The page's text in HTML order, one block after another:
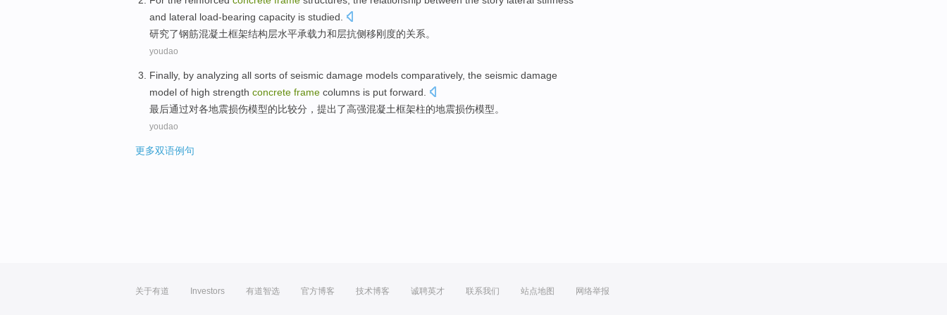
and lateral load-bearing capacity is studied
研究了钢筋混凝土框架结构层水平承载力和层抗侧移刚度的关系。
youdao
Finally, by analyzing all sorts of seismic damage models comparatively, the seismic damage
model of high strength concrete frame columns is put forward
最后通过对各地震损伤模型的比较分 ， 提出了高强混凝土框架柱的地震损伤模型。
youdao
更多双语例句
关于有道 Investors 有道智选 官方博客 技术博客 诚聘英才 联系我们 站点地图 网络举报